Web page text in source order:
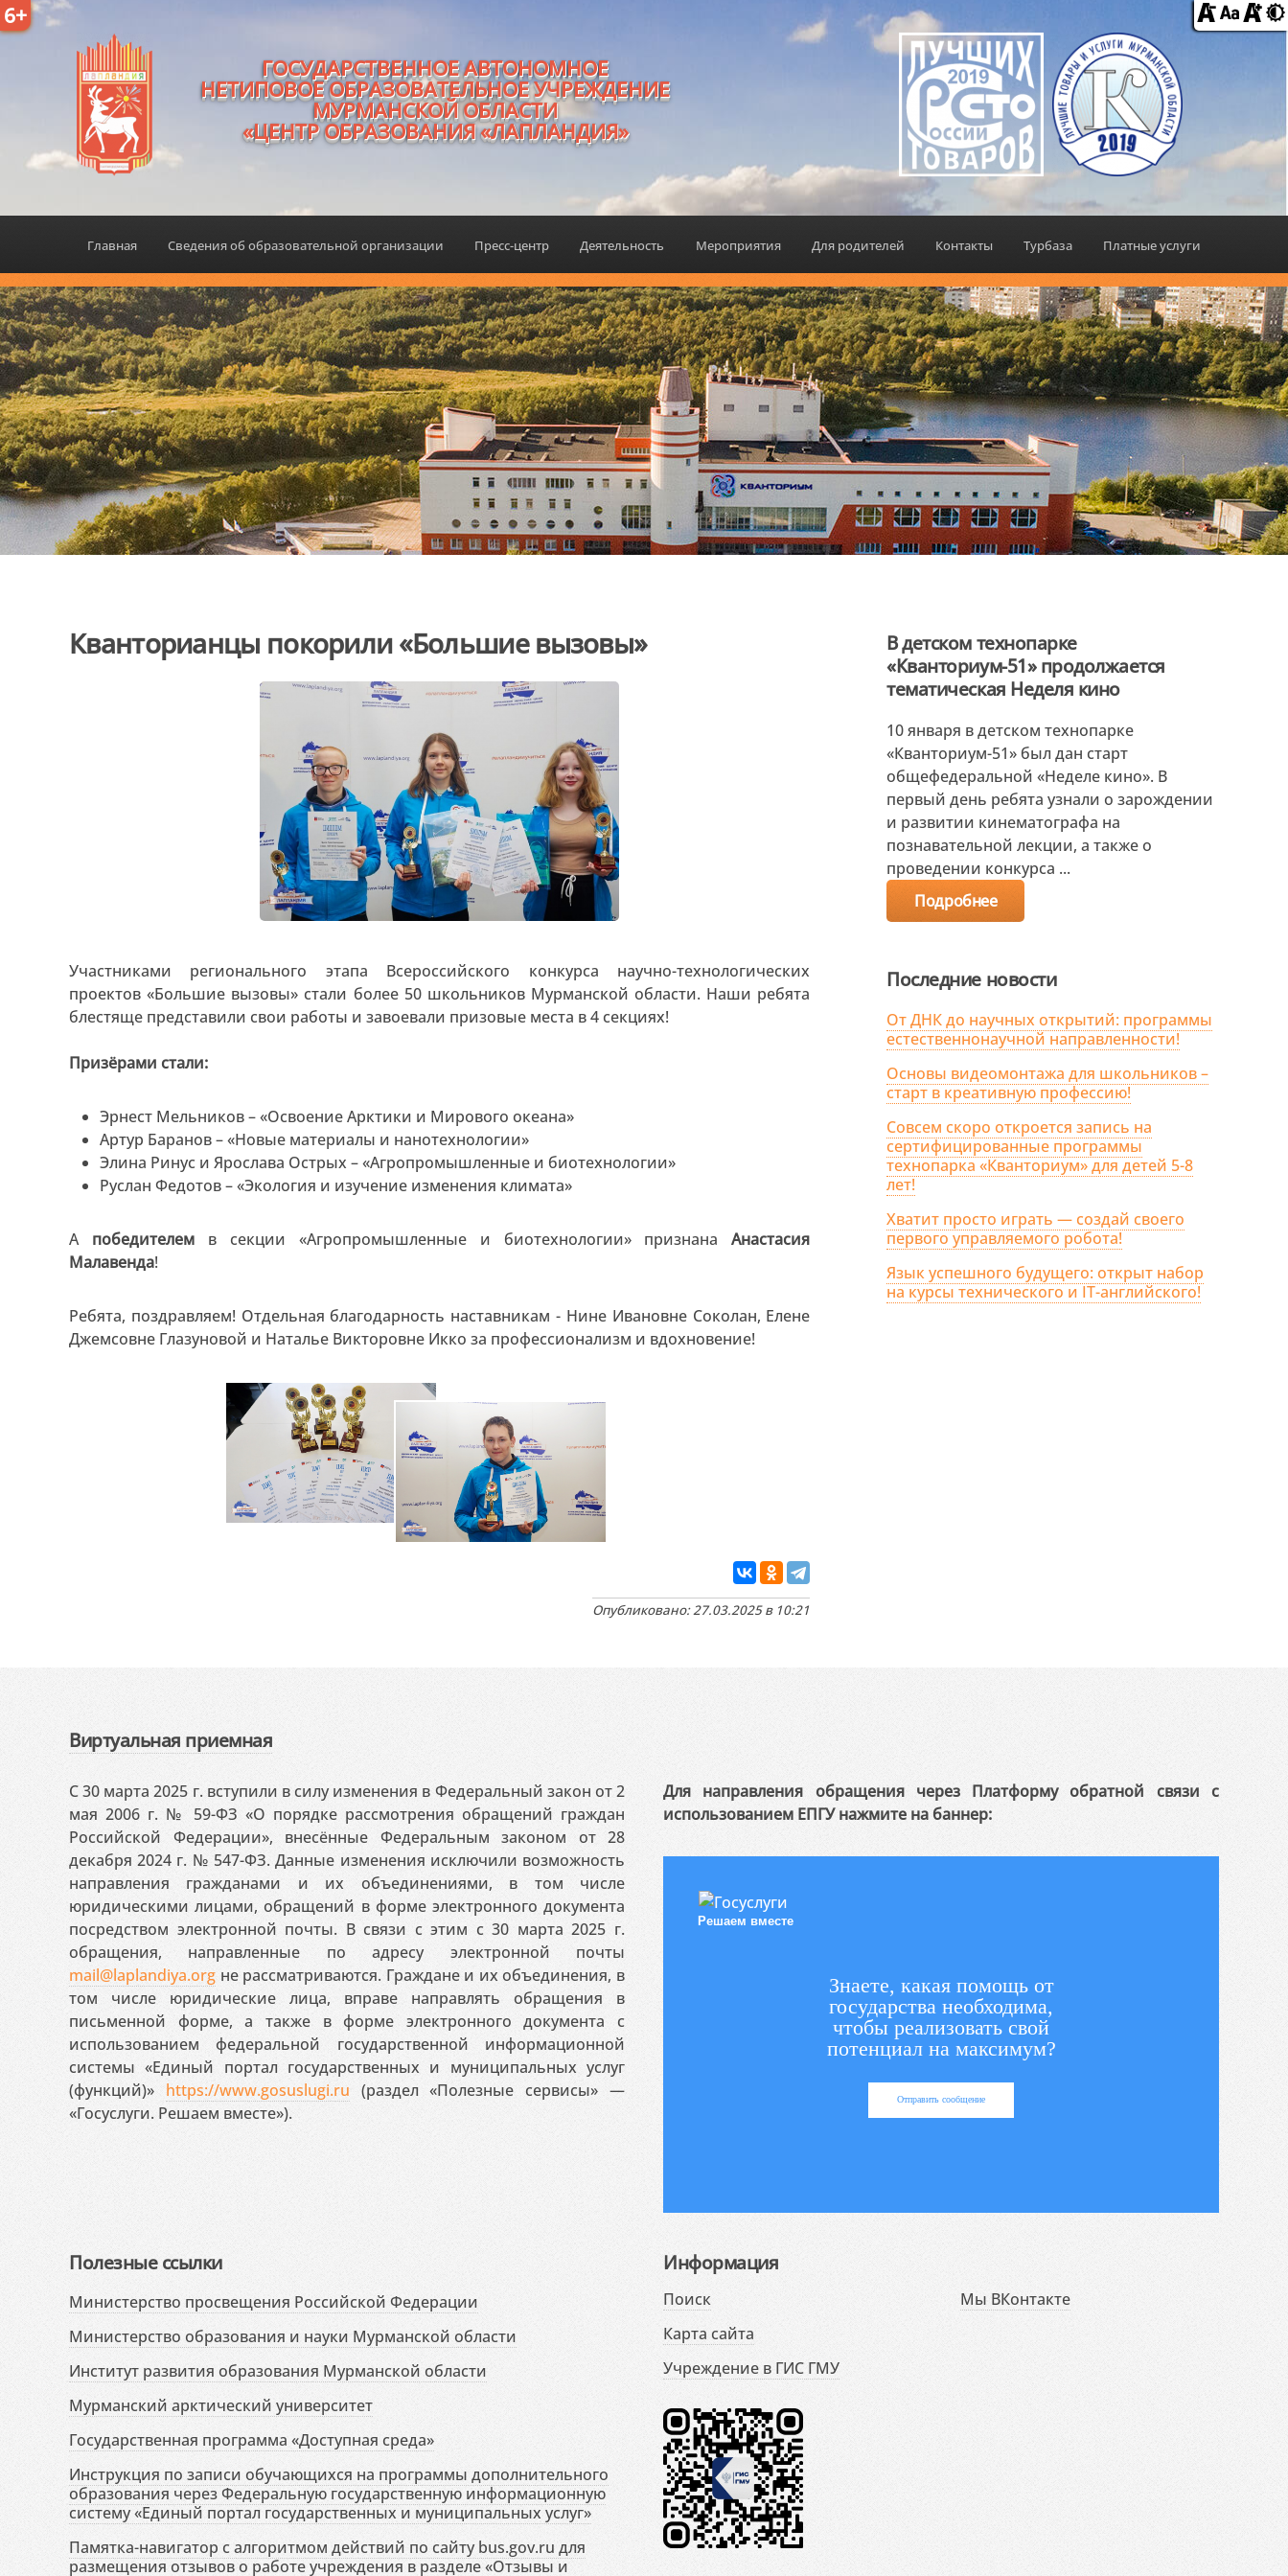
6+
ГОСУДАРСТВЕННОЕ АВТОНОМНОЕ
НЕТИПОВОЕ ОБРАЗОВАТЕЛЬНОЕ УЧРЕЖДЕНИЕ
МУРМАНСКОЙ ОБЛАСТИ
«ЦЕНТР ОБРАЗОВАНИЯ «ЛАПЛАНДИЯ»
Главная Сведения об образовательной организации Пресс-центр Деятельность Мероприятия Для родителей Контакты Турбаза Платные услуги
Кванторианцы покорили «Большие вызовы»
Участниками регионального этапа Всероссийского конкурса научно-технологических
проектов «Большие вызовы» стали более 50 школьников Мурманской области. Наши ребята
блестяще представили свои работы и завоевали призовые места в 4 секциях!
Призёрами стали:
Эрнест Мельников – «Освоение Арктики и Мирового океана»
Артур Баранов – «Новые материалы и нанотехнологии»
Элина Ринус и Ярослава Острых – «Агропромышленные и биотехнологии»
Руслан Федотов – «Экология и изучение изменения климата»
А победителемв секции «Агропромышленные и биотехнологии» признанаАнастасия
Малавенда!
Ребята, поздравляем! Отдельная благодарность наставникам - Нине Ивановне Соколан, Елене
Джемсовне Глазуновой и Наталье Викторовне Икко за профессионализм и вдохновение!
Опубликовано: 27.03.2025 в 10:21
В детском технопарке
«Кванториум-51» продолжается
тематическая Неделя кино
10 января в детском технопарке
«Кванториум-51» был дан старт
общефедеральной «Неделе кино». В
первый день ребята узнали о зарождении
и развитии кинематографа на
познавательной лекции, а также о
проведении конкурса ...
Подробнее
Последние новости
От ДНК до научных открытий: программы
естественнонаучной направленности!
Основы видеомонтажа для школьников –
старт в креативную профессию!
Совсем скоро откроется запись на
сертифицированные программы
технопарка «Кванториум» для детей 5-8
лет!
Хватит просто играть — создай своего
первого управляемого робота!
Язык успешного будущего: открыт набор
на курсы технического и IT-английского!
Виртуальная приемная
С 30 марта 2025 г. вступили в силу изменения в Федеральный закон от 2
мая 2006 г. № 59-ФЗ «О порядке рассмотрения обращений граждан
Российской Федерации», внесённые Федеральным законом от 28
декабря 2024 г. № 547-ФЗ. Данные изменения исключили возможность
направления гражданами и их объединениями, в том числе
юридическими лицами, обращений в форме электронного документа
посредством электронной почты. В связи с этим с 30 марта 2025 г.
обращения, направленные по адресу электронной почты
mail@laplandiya.org не рассматриваются. Граждане и их объединения, в
том числе юридические лица, вправе направлять обращения в
письменной форме, а также в форме электронного документа с
использованием федеральной государственной информационной
системы «Единый портал государственных и муниципальных услуг
(функций)» https://www.gosuslugi.ru (раздел «Полезные сервисы» —
«Госуслуги. Решаем вместе»).
Для направления обращения через Платформу обратной связи с
использованием ЕПГУ нажмите на баннер:
Решаем вместе
Знаете, какая помощь от
государства необходима,
чтобы реализовать свой
потенциал на максимум?
Отправить сообщение
Полезные ссылки
Министерство просвещения Российской Федерации
Министерство образования и науки Мурманской области
Институт развития образования Мурманской области
Мурманский арктический университет
Государственная программа «Доступная среда»
Инструкция по записи обучающихся на программы дополнительного
образования через Федеральную государственную информационную
систему «Единый портал государственных и муниципальных услуг»
Памятка-навигатор с алгоритмом действий по сайту bus.gov.ru для
размещения отзывов о работе учреждения в разделе «Отзывы и
Информация
Поиск
Карта сайта
Учреждение в ГИС ГМУ
Мы ВКонтакте